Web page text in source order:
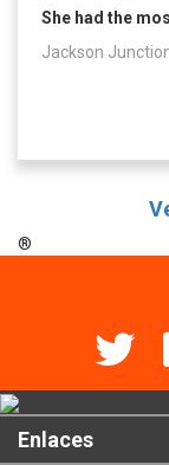
She had the
Jackson
®
Enlaces